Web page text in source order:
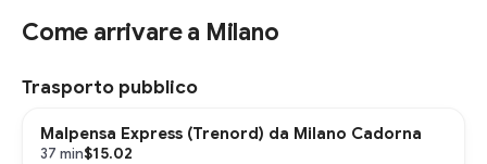
Come arrivare a Milano
Trasporto pubblico
Malpensa Express (Trenord) da Milano Cadorna
37 min$15.02